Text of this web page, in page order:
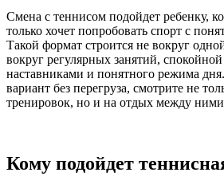
Смена с теннисом подойдет ребенку,
только хочет попробовать спорт с
Такой формат строится не вокруг
вокруг регулярных занятий,
наставниками и понятного режима
вариант без перегруза, смотрите не
тренировок, но и на отдых между
Кому подойдет